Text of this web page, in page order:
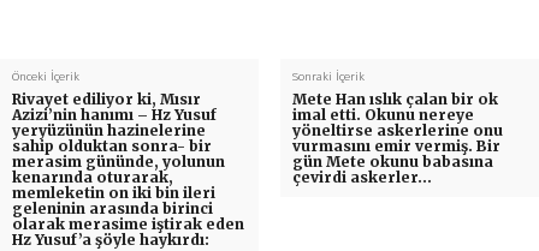
Önceki İçerik
Rivayet ediliyor ki, Mısır
Azizi’nin hanımı – Hz Yusuf
yeryüzünün hazinelerine
sahip olduktan sonra- bir
merasim gününde, yolunun
kenarında oturarak,
memleketin on iki bin ileri
geleninin arasında birinci
olarak merasime iştirak eden
Hz Yusuf’a şöyle haykırdı:
Sonraki İçerik
Mete Han ıslık çalan bir ok
imal etti. Okunu nereye
yöneltirse askerlerine onu
vurmasını emir vermiş. Bir
gün Mete okunu babasına
çevirdi askerler…